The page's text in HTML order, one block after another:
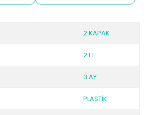
2 KAPAK
2.EL
3 AY
PLASTİK